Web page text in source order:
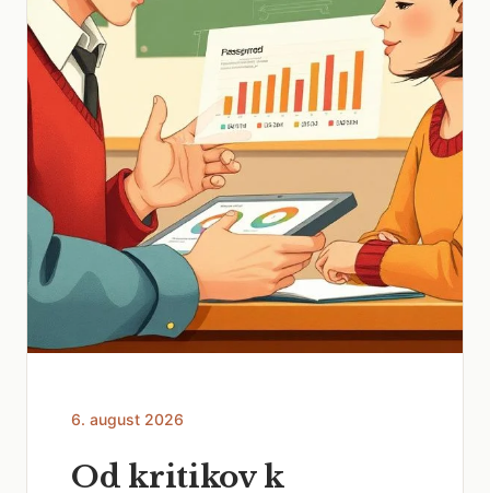
6. august 2026
Od kritikov k